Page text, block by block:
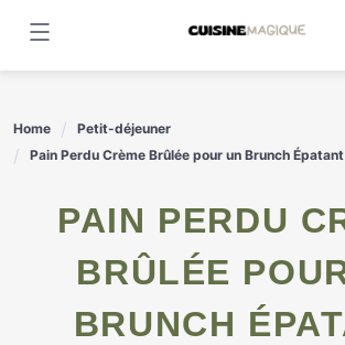
content
Home
Petit-déjeuner
Pain Perdu Crème Brûlée pour un Brunch Épatant
PAIN PERDU CRÈME
BRÛLÉE
BRUNCH